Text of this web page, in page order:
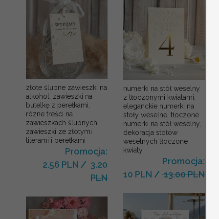
złote ślubne zawieszki na
alkohol, zawieszki na
butelkę z perełkami,
rózne treści na
zawieszkach ślubnych,
zawieszki ze złotymi
literami i perełkami
Promocja:
2.56 PLN /3.20
PLN
numerki na stół weselny
z tłoczonymi kwiatami,
eleganckie numerki na
stoły weselne, tłoczone
numerki na stół weselny,
dekoracja stołów
weselnych tłoczone
kwiaty
Promocja:
10 PLN /13.00 PLN